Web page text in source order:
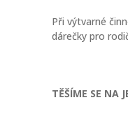
Při výtvarné
dárečky pro
TĚŠÍME SE NA